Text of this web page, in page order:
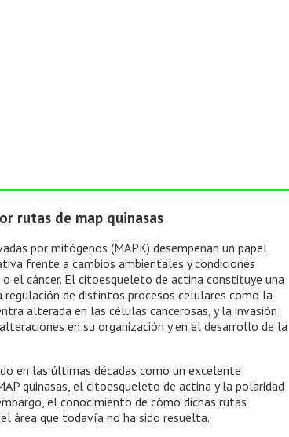
rutas de map quinasas
por mitógenos (MAPK) desempeñan un papel
frente a cambios ambientales y condiciones
el cáncer. El citoesqueleto de actina constituye una
de distintos procesos celulares como la
alterada en las células cancerosas, y la invasión
en su organización y en el desarrollo de la
en las últimas décadas como un excelente
quinasas, el citoesqueleto de actina y la polaridad
el conocimiento de cómo dichas rutas
área que todavía no ha sido resuelta.